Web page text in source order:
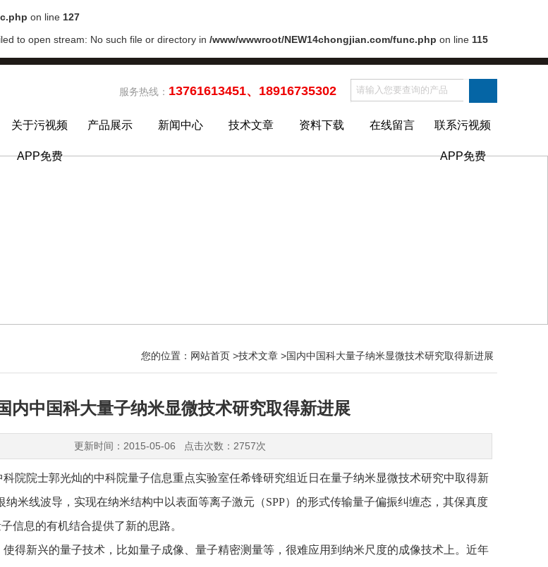
on line 127
to open stream: No such file or directory in /www/wwwroot/NEW14chongjian.com/func.php on line 115
服务热线： 13761613451、18916735302
关于污视频
APP免费
产品展示 新闻中心 技术文章 资料下载 在线留言 联系污视频
APP免费
您的位置： 网站首页 >技术文章 >国内中国科大量子纳米显微技术研究取得新进展
内中国科大量子纳米显微技术研究取得新进展
更新时间：2015-05-06 点击次数：2757次
院士郭光灿的中科院量子信息重点实验室任希锋研究组近日在量子纳米显微技术研究中取得新
米线波导，实现在纳米结构中以表面等离子激元（SPP）的形式传输量子偏振纠缠态，其保真度
信息的有机结合提供了新的思路。
新兴的量子技术，比如量子成像、量子精密测量等，很难应用到纳米尺度的成像技术上。近年